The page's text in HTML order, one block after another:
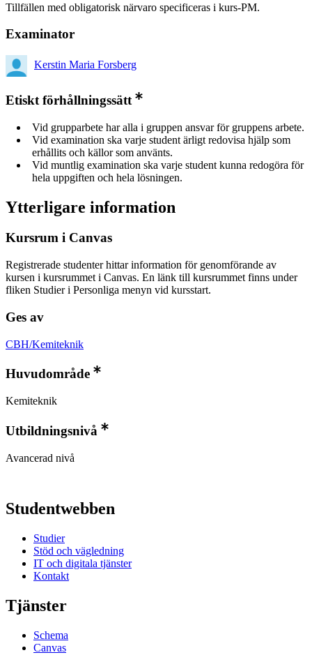
Tillfällen med obligatorisk närvaro specificeras i kurs-PM.
Examinator
Kerstin Maria Forsberg
Etiskt förhållningssätt
Vid grupparbete har alla i gruppen ansvar för gruppens arbete.
Vid examination ska varje student ärligt redovisa hjälp som
erhållits och källor som använts.
Vid muntlig examination ska varje student kunna redogöra för
hela uppgiften och hela lösningen.
Ytterligare information
Kursrum i Canvas
Registrerade studenter hittar information för genomförande av
kursen i kursrummet i Canvas. En länk till kursrummet finns under
fliken Studier i Personliga menyn vid kursstart.
Ges av
CBH/Kemiteknik
Huvudområde
Kemiteknik
Utbildningsnivå
Avancerad nivå
Studentwebben
Studier
Stöd och vägledning
IT och digitala tjänster
Kontakt
Tjänster
Schema
Canvas